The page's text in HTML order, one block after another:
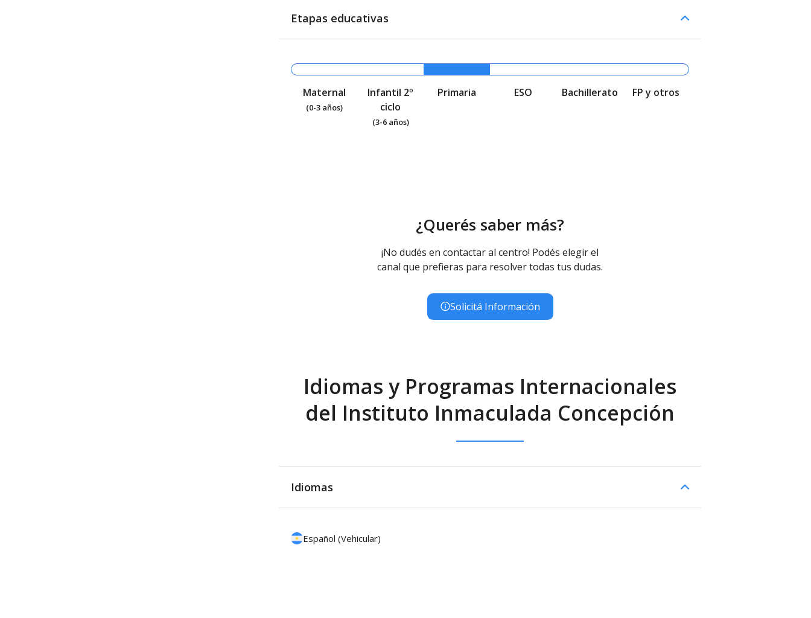
Etapas educativas
Maternal
(0-3 años)
Infantil 2º
ciclo
(3-6 años)
Primaria ESO Bachillerato FP y otros
¿Querés saber más?
¡No dudés en contactar al centro! Podés elegir el
canal que prefieras para resolver todas tus dudas.
Solicitá Información
Idiomas y Programas Internacionales
del Instituto Inmaculada Concepción
Idiomas
Español (Vehicular)